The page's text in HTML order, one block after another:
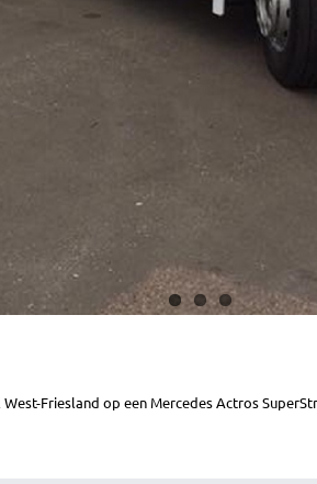
Friesland op een Mercedes Actros